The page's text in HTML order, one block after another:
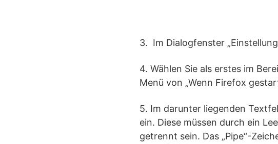
3. Im Dialogfenster
4. Wählen Sie als erstes im
Menü von „Wenn Firefox
5. Im darunter liegenden
ein. Diese müssen durch ein
getrennt sein. Das „Pipe“-